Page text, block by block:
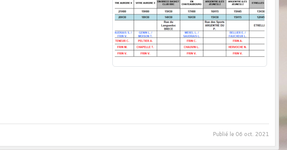
Publié le 06 oct. 2021